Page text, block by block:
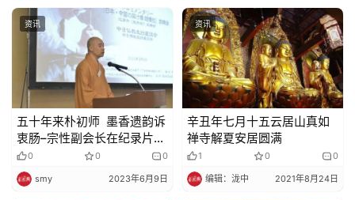
资讯
五十年来朴初师 墨香遗韵诉
衷肠–宗性副会长在纪录片
《赵朴初》放映会暨中日佛
教友好座谈会上的主旨演讲
0 0 0
smy 2023年6月9日
资讯
辛丑年七月十五云居山真如
禅寺解夏安居圆满
1 0 0
编辑：泷中 2021年8月24日